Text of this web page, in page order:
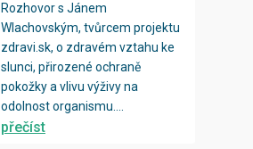
Rozhovor s Jánem
Wlachovským, tvůrcem projektu
zdravi.sk, o zdravém vztahu ke
slunci, přirozené ochraně
pokožky a vlivu výživy na
odolnost organismu....
přečíst